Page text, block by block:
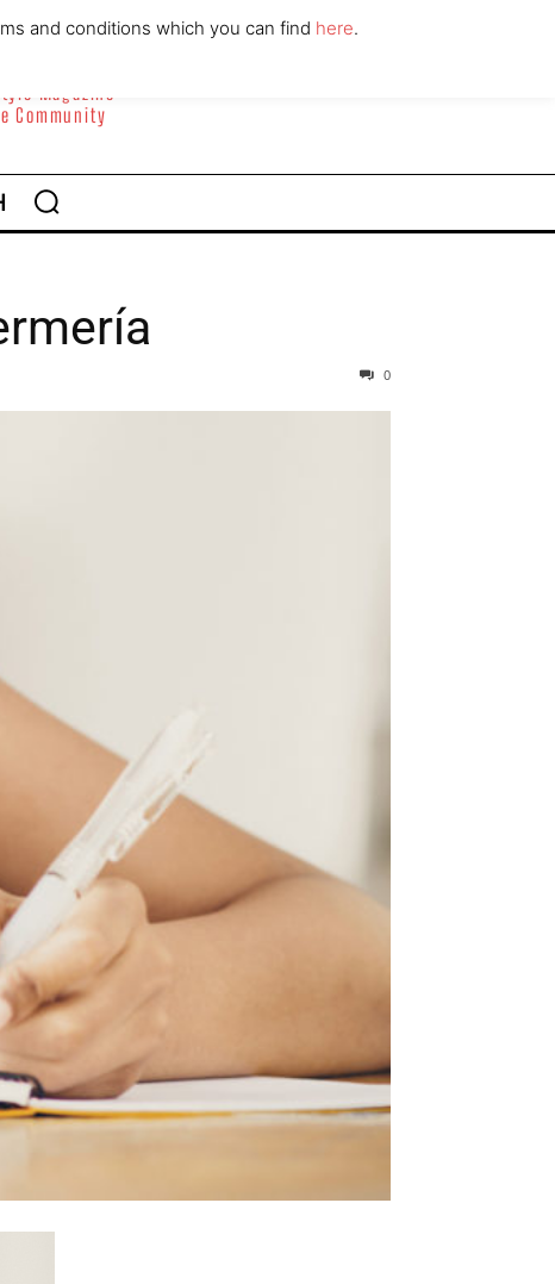
Magazine
Community
0
and conditions which you can find here.